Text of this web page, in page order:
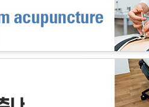
위증을 동반한 척추
법
치료받을 때 뭘 믿고